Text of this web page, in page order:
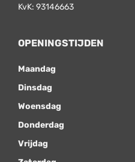
KvK: 93146663
OPENINGSTIJDEN
Maandag
Dinsdag
Woensdag
Donderdag
Vrijdag